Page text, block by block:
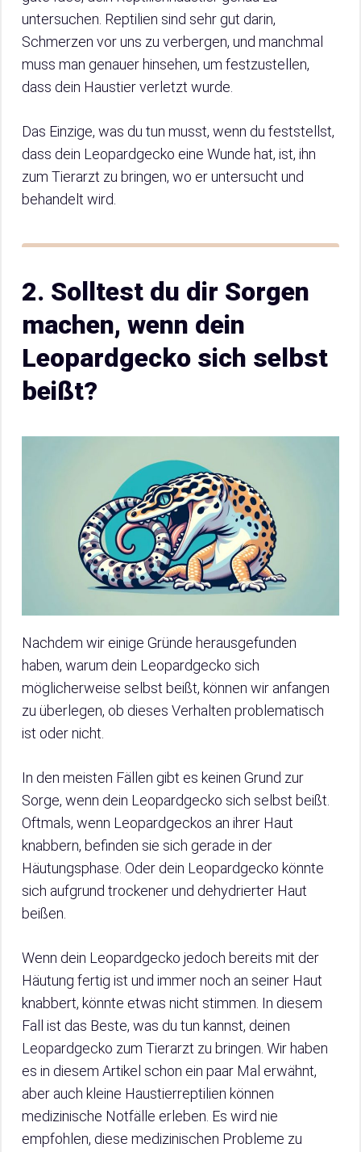
untersuchen. Reptilien sind sehr gut darin,
Schmerzen vor uns zu verbergen, und manchmal
muss man genauer hinsehen, um festzustellen,
dass dein Haustier verletzt wurde.
Das Einzige, was du tun musst, wenn du feststellst,
dass dein Leopardgecko eine Wunde hat, ist, ihn
zum Tierarzt zu bringen, wo er untersucht und
behandelt wird.
2. Solltest du dir Sorgen
machen, wenn dein
Leopardgecko sich selbst
beißt?
Nachdem wir einige Gründe herausgefunden
haben, warum dein Leopardgecko sich
möglicherweise selbst beißt, können wir anfangen
zu überlegen, ob dieses Verhalten problematisch
ist oder nicht.
In den meisten Fällen gibt es keinen Grund zur
Sorge, wenn dein Leopardgecko sich selbst beißt.
Oftmals, wenn Leopardgeckos an ihrer Haut
knabbern, befinden sie sich gerade in der
Häutungsphase. Oder dein Leopardgecko könnte
sich aufgrund trockener und dehydrierter Haut
beißen.
Wenn dein Leopardgecko jedoch bereits mit der
Häutung fertig ist und immer noch an seiner Haut
knabbert, könnte etwas nicht stimmen. In diesem
Fall ist das Beste, was du tun kannst, deinen
Leopardgecko zum Tierarzt zu bringen. Wir haben
es in diesem Artikel schon ein paar Mal erwähnt,
aber auch kleine Haustierreptilien können
medizinische Notfälle erleben. Es wird nie
empfohlen, diese medizinischen Probleme zu